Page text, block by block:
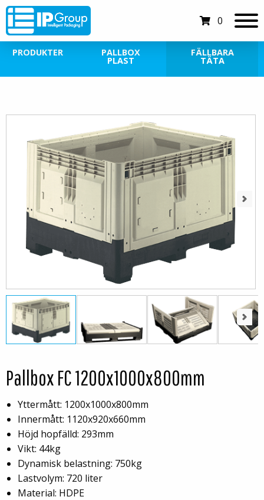
0
PRODUKTER PALLBOX
PLAST
FÄLLBARA
TÄTA
Pallbox FC 1200x1000x800mm
Yttermått: 1200x1000x800mm
Innermått: 1120x920x660mm
Höjd hopfälld: 293mm
Vikt: 44kg
Dynamisk belastning: 750kg
Lastvolym: 720 liter
Material: HDPE
Next
Next